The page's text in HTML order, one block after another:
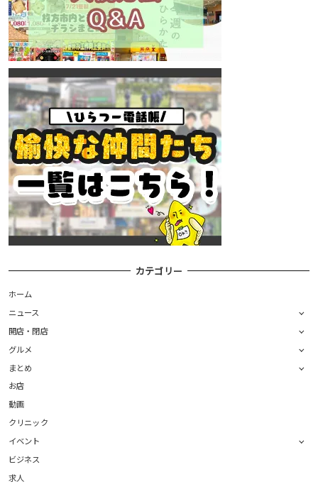
カテゴリー
ホーム
ニュース
開店・閉店
グルメ
まとめ
お店
動画
クリニック
イベント
ビジネス
求人